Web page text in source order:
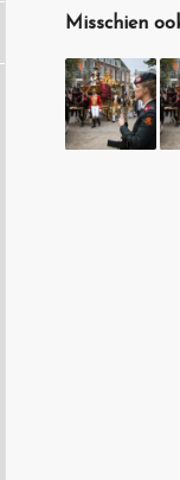
Misschien